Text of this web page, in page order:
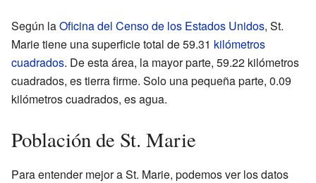
Según laOficina del Censo de los Estados Unidos, St.
Marie tiene una superficie total de 59.31 kilómetros
cuadrados. De esta área, la mayor parte, 59.22 kilómetros
cuadrados, es tierra firme. Solo una pequeña parte, 0.09
kilómetros cuadrados, es agua.
Población de St. Marie
Para entender mejor a St. Marie, podemos ver los datos